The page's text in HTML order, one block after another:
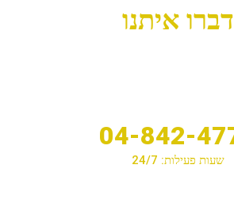
דברו איתנו
04-842-
שעות פעילות: 24/7